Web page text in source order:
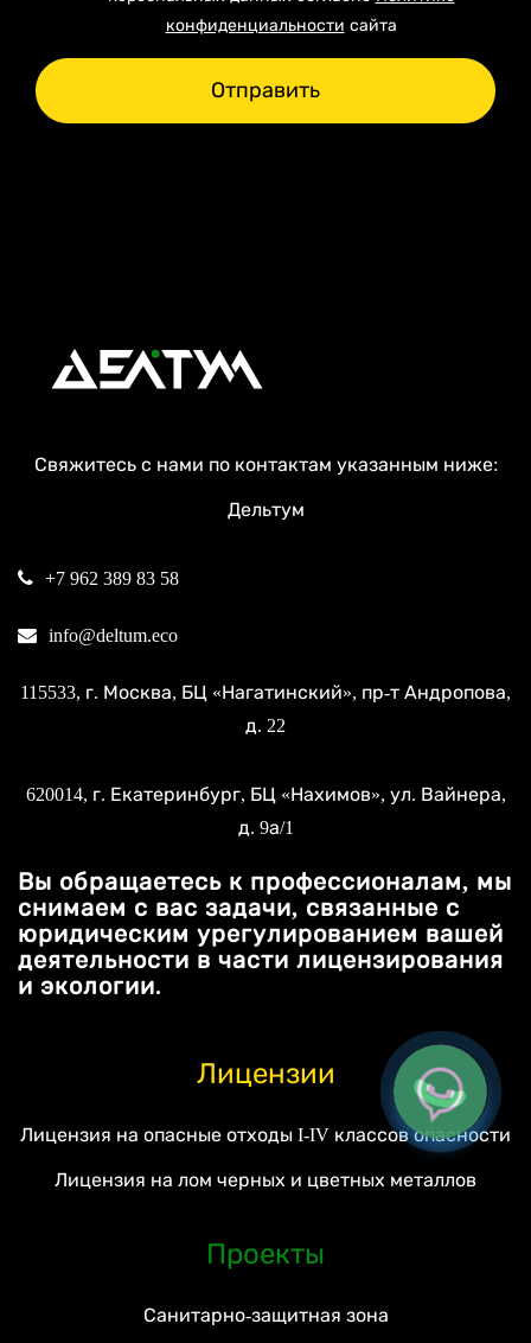
конфиденциальности сайта
Отправить
Свяжитесь с нами по контактам указанным ниже:
Дельтум
+7 962 389 83 58
info@deltum.eco
115533, г. Москва, БЦ «Нагатинский», пр-т Андропова,
д. 22
620014, г. Екатеринбург, БЦ «Нахимов», ул. Вайнера,
д. 9а/1
Вы обращаетесь к профессионалам, мы
снимаем с вас задачи, связанные с
юридическим урегулированием вашей
деятельности в части лицензирования
и экологии.
Лицензии
Лицензия на опасные отходы I-IV классов опасности
Лицензия на лом черных и цветных металлов
Проекты
Санитарно-защитная зона